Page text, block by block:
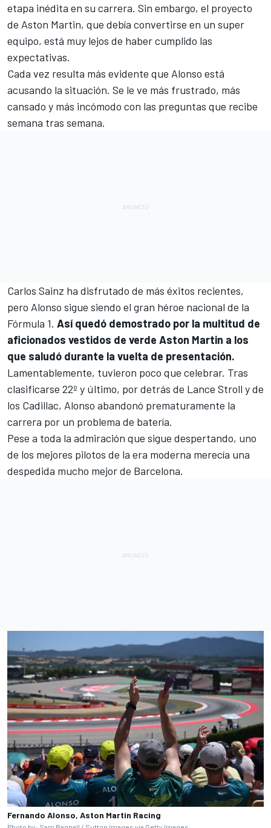
etapa inédita en su carrera. Sin embargo, el proyecto
de Aston Martin, que debía convertirse en un super
equipo, está muy lejos de haber cumplido las
expectativas.
Cada vez resulta más evidente que Alonso está
acusando la situación. Se le ve más frustrado, más
cansado y más incómodo con las preguntas que recibe
semana tras semana.
Carlos Sainz ha disfrutado de más éxitos recientes,
pero Alonso sigue siendo el gran héroe nacional de la
Fórmula 1. Así quedó demostrado por la multitud de
aficionados vestidos de verde Aston Martin a los
que saludó durante la vuelta de presentación.
Lamentablemente, tuvieron poco que celebrar. Tras
clasificarse 22º y último, por detrás de Lance Stroll y de
los Cadillac, Alonso abandonó prematuramente la
carrera por un problema de batería.
Pese a toda la admiración que sigue despertando, uno
de los mejores pilotos de la era moderna merecía una
despedida mucho mejor de Barcelona.
Fernando Alonso, Aston Martin Racing